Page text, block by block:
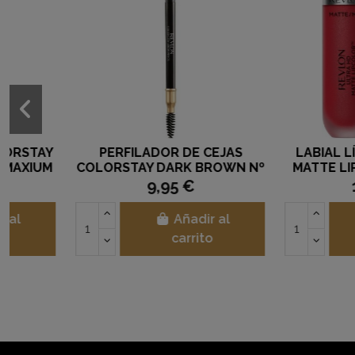
TATTOO LABIAL MATTE LIP
MO
Ver opciones
COLORETE
NAUGHTY